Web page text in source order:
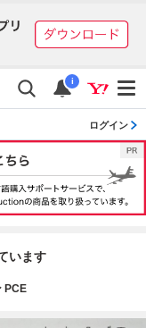
i
ログイン
います
PCE